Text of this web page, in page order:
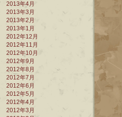
2013年4月
2013年3月
2013年2月
2013年1月
2012年12月
2012年11月
2012年10月
2012年9月
2012年8月
2012年7月
2012年6月
2012年5月
2012年4月
2012年3月